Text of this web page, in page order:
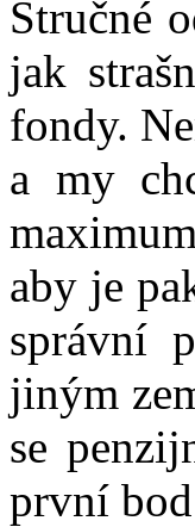
Stručné
jak
fondy.
a my
aby je
správní
jiným
se
první